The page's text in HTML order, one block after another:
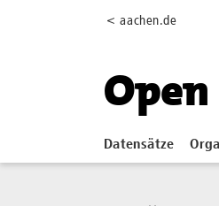
< aachen.de
Datensätze